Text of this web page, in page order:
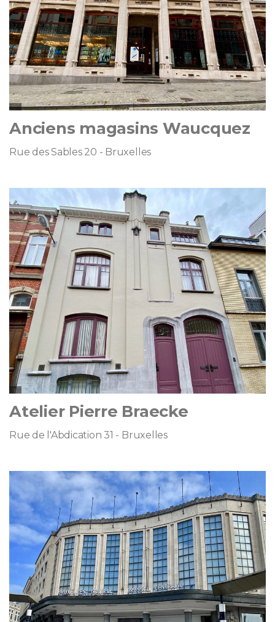
Anciens magasins Waucquez
Rue des Sables 20 - Bruxelles
Atelier Pierre Braecke
Rue de l'Abdication 31 - Bruxelles